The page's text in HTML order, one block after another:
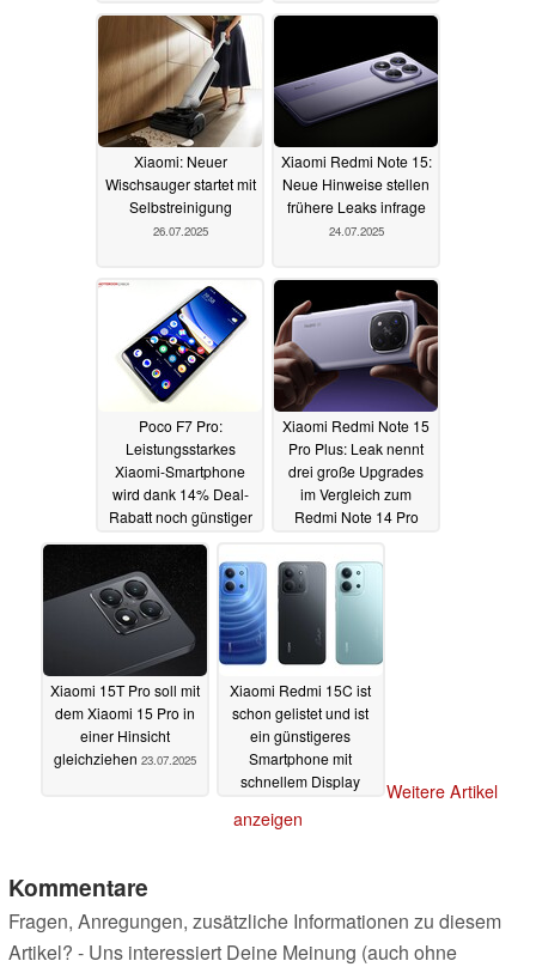
26.07.2025
Xiaomi: Neuer
Wischsauger startet mit
Selbstreinigung
26.07.2025
Xiaomi Redmi Note 15:
Neue Hinweise stellen
frühere Leaks infrage
24.07.2025
Poco F7 Pro:
Leistungsstarkes
Xiaomi-Smartphone
wird dank 14% Deal-
Rabatt noch günstiger
23.07.2025
Xiaomi Redmi Note 15
Pro Plus: Leak nennt
drei große Upgrades
im Vergleich zum
Redmi Note 14 Pro
Xiaomi 15T Pro soll mit
dem Xiaomi 15 Pro in
einer Hinsicht
gleichziehen 23.07.2025
Xiaomi Redmi 15C ist
schon gelistet und ist
ein günstigeres
Smartphone mit
schnellem Display
Weitere Artikel
anzeigen
Kommentare
Fragen, Anregungen, zusätzliche Informationen zu diesem
Artikel? - Uns interessiert Deine Meinung (auch ohne